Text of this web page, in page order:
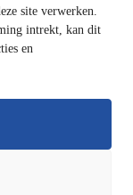
site verwerken.
intrekt, kan dit
en